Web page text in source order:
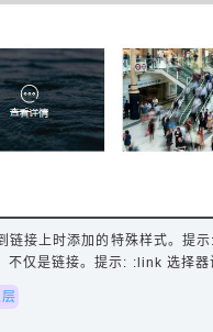
链接上时添加的特殊样式。提
不仅是链接。提示: :link 选择器
选择器…